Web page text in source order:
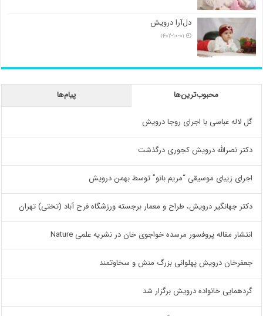
دل‌آرا درویش
۱۴۰۲-۱۰-۰۱
محبوب‌ترین‌ها پیام‌ها
گل لاله عباسی با اجرای روجا درویش
دکتر نصرالله درویش کجوری درگذشت
اجرای زیبای موسیقی “مریم بانو” توسط بهمن درویش
دکتر جهانگیر درویش، طراح و معمار برجسته ورزشگاه فرح آباد (تختی) تهران
انتشار مقاله پروفسور مرسده خواجوی خان در نشریه علمی Nature
جعفرخان درویش پهلوانی بزرگ منش و سخاوتمند
گردهمایی خانواده درویش برگزار شد